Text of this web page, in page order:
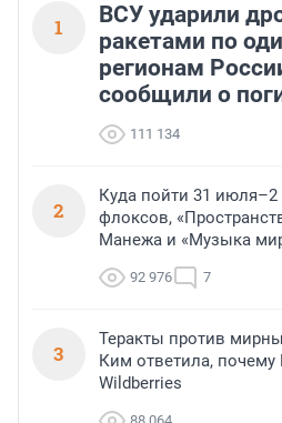
1
ВСУ ударили
ракетами по
регионам
сообщили о
111 134
2
Куда пойти 31 июля–2
флоксов,
Манежа и «Музыка
92 976 7
3
Теракты против
Ким ответила, почему
Wildberries